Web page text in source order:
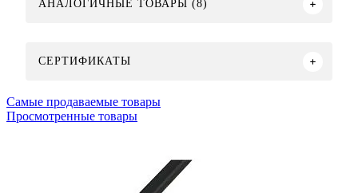
АНАЛОГИЧНЫЕ ТОВАРЫ (8)
СЕРТИФИКАТЫ
Самые продаваемые товары
Просмотренные товары